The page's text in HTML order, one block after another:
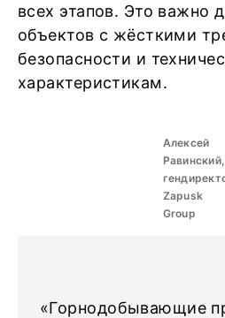
всех этапов. Это важно
объектов с жёсткими
безопасности и
характеристикам.
Алексей
Равинский,
Zapusk
Group
«Горнодобывающие